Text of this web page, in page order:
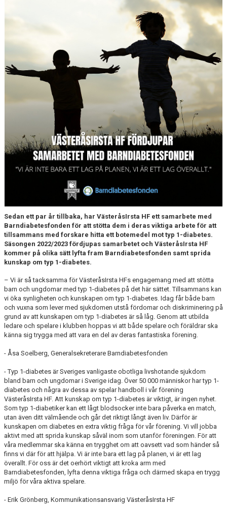
Sedan ett par år tillbaka, har VästeråsIrsta HF ett samarbete med
Barndiabetesfonden för att stötta dem i deras viktiga arbete för att
tillsammans med forskare hitta ett botemedel mot typ 1-diabetes.
Säsongen 2022/2023 fördjupas samarbetet och VästeråsIrsta HF
kommer på olika sätt lyfta fram Barndiabetesfonden samt sprida
kunskap om typ 1-diabetes.
– Vi är så tacksamma för VästeråsIrsta HFs engagemang med att stötta
barn och ungdomar med typ 1-diabetes på det här sättet. Tillsammans kan
vi öka synligheten och kunskapen om typ 1-diabetes. Idag får både barn
och vuxna som lever med sjukdomen utstå fördomar och diskriminering på
grund av att kunskapen om typ 1-diabetes är så låg. Genom att utbilda
ledare och spelare i klubben hoppas vi att både spelare och föräldrar ska
känna sig trygga med att vara en del av deras fantastiska förening.
- Åsa Soelberg, Generalsekreterare Barndiabetesfonden
- Typ 1-diabetes är Sveriges vanligaste obotliga livshotande sjukdom
bland barn och ungdomar i Sverige idag. Över 50 000 människor har typ 1-
diabetes och några av dessa av spelar handboll i vår förening
VästeråsIrsta HF. Att kunskap om typ 1-diabetes är viktigt, är ingen nyhet.
Som typ 1-diabetiker kan ett lågt blodsocker inte bara påverka en match,
utan även ditt välmående och går det riktigt långt även liv. Därför är
kunskapen om diabetes en extra viktig fråga för vår förening. Vi vill jobba
aktivt med att sprida kunskap såväl inom som utanför föreningen. För att
våra medlemmar ska känna en trygghet om att oavsett vad som händer så
finns vi där för att hjälpa. Vi är inte bara ett lag på planen, vi är ett lag
överallt. För oss är det oerhört viktigt att kroka arm med
Barndiabetesfonden, lyfta denna viktiga fråga och därmed skapa en trygg
miljö för våra aktiva spelare.
- Erik Grönberg, Kommunikationsansvarig VästeråsIrsta HF